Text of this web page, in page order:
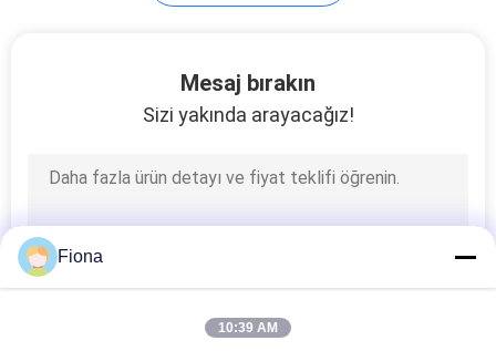
Tekstil Test
Makinası
Mesaj bırakın
Sizi yakında arayacağız!
Fiona
10:39 AM